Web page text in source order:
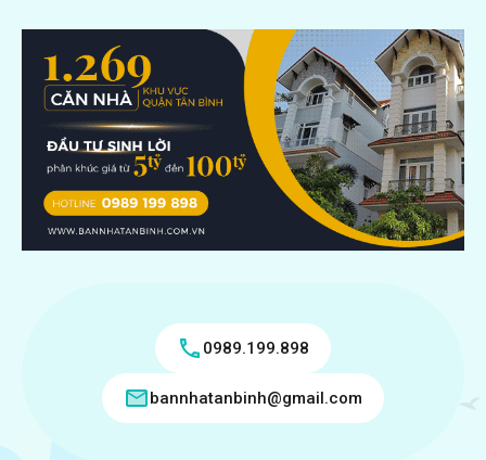
0989.199.898
bannhatanbinh@gmail.com